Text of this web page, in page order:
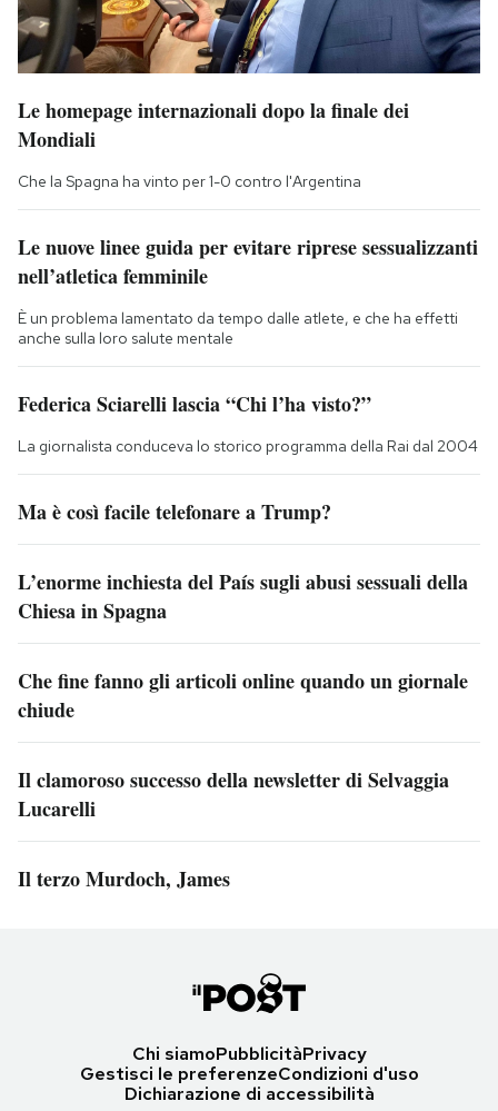
Le homepage internazionali dopo la finale dei
Mondiali
Che la Spagna ha vinto per 1-0 contro l'Argentina
Le nuove linee guida per evitare riprese sessualizzanti
nell’atletica femminile
È un problema lamentato da tempo dalle atlete, e che ha effetti
anche sulla loro salute mentale
Federica Sciarelli lascia “Chi l’ha visto?”
La giornalista conduceva lo storico programma della Rai dal 2004
Ma è così facile telefonare a Trump?
L’enorme inchiesta del País sugli abusi sessuali della
Chiesa in Spagna
Che fine fanno gli articoli online quando un giornale
chiude
Il clamoroso successo della newsletter di Selvaggia
Lucarelli
Il terzo Murdoch, James
Chi siamoPubblicitàPrivacy
Gestisci le preferenzeCondizioni d'uso
Dichiarazione di accessibilità